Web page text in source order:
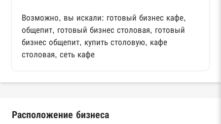
Возможно, вы искали: готовый бизнес кафе,
общепит, готовый бизнес столовая, готовый
бизнес общепит, купить столовую, кафе
столовая, сеть кафе
Расположение бизнеса